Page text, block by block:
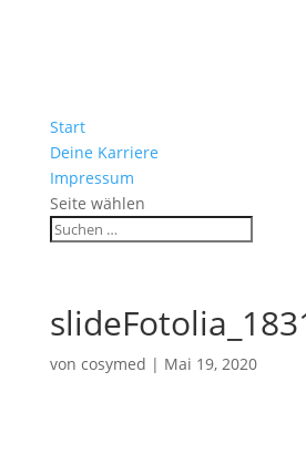
Start
Deine Karriere
Impressum
Seite wählen
von cosymed | Mai 19, 2020